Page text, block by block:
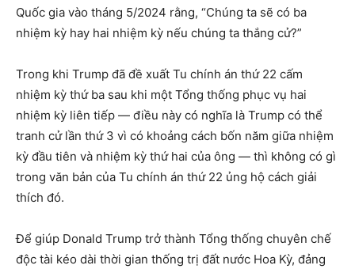
Quốc gia vào tháng 5/2024 rằng, “Chúng ta sẽ có ba
nhiệm kỳ hay hai nhiệm kỳ nếu chúng ta thắng cử?”
Trong khi Trump đã đề xuất Tu chính án thứ 22 cấm
nhiệm kỳ thứ ba sau khi một Tổng thống phục vụ hai
nhiệm kỳ liên tiếp — điều này có nghĩa là Trump có thể
tranh cử lần thứ 3 vì có khoảng cách bốn năm giữa nhiệm
kỳ đầu tiên và nhiệm kỳ thứ hai của ông — thì không có gì
trong văn bản của Tu chính án thứ 22 ủng hộ cách giải
thích đó.
Để giúp Donald Trump trở thành Tổng thống chuyên chế
độc tài kéo dài thời gian thống trị đất nước Hoa Kỳ, đảng